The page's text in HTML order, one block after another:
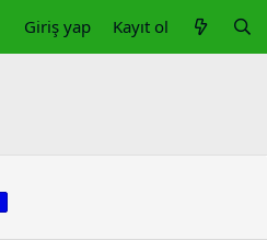
Giriş yap Kayıt ol